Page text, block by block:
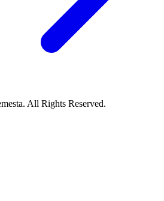
All Rights Reserved.